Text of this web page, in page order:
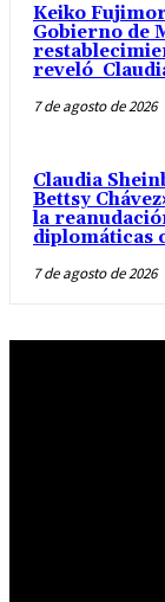
Keiko
Gobierno de
reveló
7 de agosto de 2026
Claudia
Bettsy
la
diplomáticas
7 de agosto de 2026